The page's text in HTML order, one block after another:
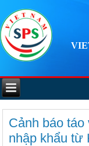
Cảnh báo táo
nhập khẩu từ